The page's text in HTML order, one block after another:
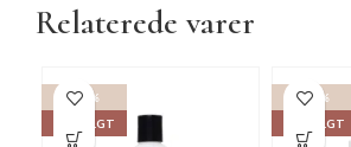
Relaterede varer
-15%
UDSOLGT
-15%
UDSOLGT